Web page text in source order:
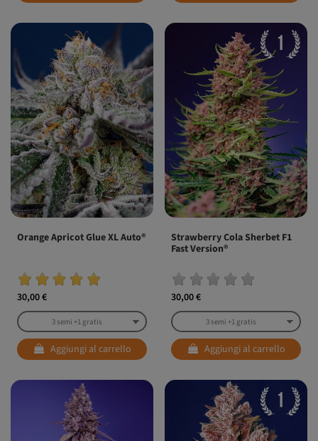
Orange Apricot Glue XL Auto®
30,00 €
Aggiungi al carrello
Strawberry Cola Sherbet F1
Fast Version®
30,00 €
Aggiungi al carrello